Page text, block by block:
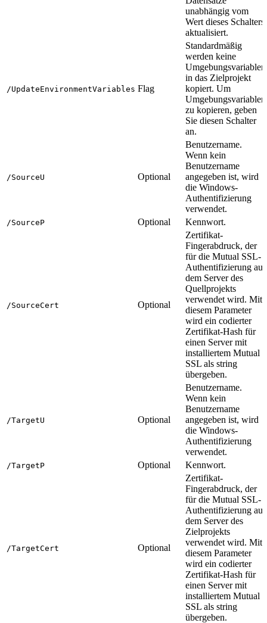
unabhängig vom
Wert dieses Schalters
aktualisiert.
/UpdateEnvironmentVariables Flag
Standardmäßig
werden keine
Umgebungsvariablen
in das Zielprojekt
kopiert. Um
Umgebungsvariablen
zu kopieren, geben
Sie diesen Schalter
an.
/SourceU Optional
Benutzername.
Wenn kein
Benutzername
angegeben ist, wird
die Windows-
Authentifizierung
verwendet.
/SourceP Optional Kennwort.
/SourceCert Optional
Zertifikat-
Fingerabdruck, der
für die Mutual SSL-
Authentifizierung auf
dem Server des
Quellprojekts
verwendet wird. Mit
diesem Parameter
wird ein codierter
Zertifikat-Hash für
einen Server mit
installiertem Mutual
SSL als string
übergeben.
/TargetU Optional
Benutzername.
Wenn kein
Benutzername
angegeben ist, wird
die Windows-
Authentifizierung
verwendet.
/TargetP Optional Kennwort.
/TargetCert Optional
Zertifikat-
Fingerabdruck, der
für die Mutual SSL-
Authentifizierung auf
dem Server des
Zielprojekts
verwendet wird. Mit
diesem Parameter
wird ein codierter
Zertifikat-Hash für
einen Server mit
installiertem Mutual
SSL als string
übergeben.